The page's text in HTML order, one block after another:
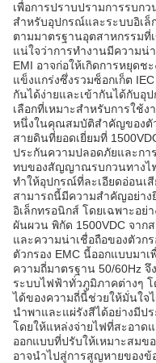
เพื่อการปราบปรามการรบก
สำหรับอุปกรณ์และระบบอิเล็
ตามมาตรฐานอุตสาหกรรมที่
แน่ใจว่าการทำงานมีความน่
EMI อาจก่อให้เกิดการหยุด
แข็งแกร่งซึ่งรวมซ็อกเก็ต
กันได้ง่ายและเข้ากันได้กับอุ
เลือกที่เหมาะสำหรับการใช้
หนึ่งในคุณสมบัติสำคัญของตั
สายดินที่ยอดเยี่ยมที่
ประกันความปลอดภัยและกา
ทบของสัญญาณรบกวนทางไ
ทำให้อุปกรณ์ที่ละเอียดอ่อนเ
สามารถนี้มีความสำคัญอย่าง
อิเล็กทรอนิกส์ โดยเฉพาะอ
ผันผวน พิกัด 1500VDC จา
และความน่าเชื่อถือของตัวก
ตัวกรอง EMC นี้ออกแบบมา
ความถี่มาตรฐาน 50/60Hz จึ
ระบบไฟฟ้าทั่วภูมิภาคต่างๆ
ได้ของความถี่นี้ช่วยให้มั่นใจ
นำพาและแผ่รังสีได้อย่างมีป
โดยให้แหล่งจ่ายไฟที่สะอาด
ออกแบบที่ปรับให้เหมาะสม
อาจนำไปสู่การสูญหายของข้